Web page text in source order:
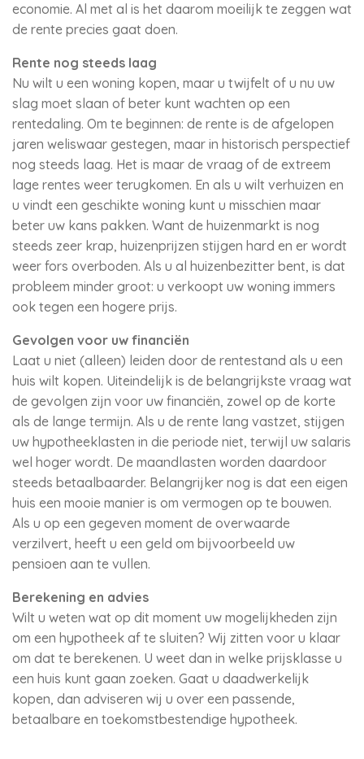
economie. Al met al is het daarom moeilijk te zeggen wat
de rente precies gaat doen.
Rente nog steeds laag
Nu wilt u een woning kopen, maar u twijfelt of u nu uw
slag moet slaan of beter kunt wachten op een
rentedaling. Om te beginnen: de rente is de afgelopen
jaren weliswaar gestegen, maar in historisch perspectief
nog steeds laag. Het is maar de vraag of de extreem
lage rentes weer terugkomen. En als u wilt verhuizen en
u vindt een geschikte woning kunt u misschien maar
beter uw kans pakken. Want de huizenmarkt is nog
steeds zeer krap, huizenprijzen stijgen hard en er wordt
weer fors overboden. Als u al huizenbezitter bent, is dat
probleem minder groot: u verkoopt uw woning immers
ook tegen een hogere prijs.
Gevolgen voor uw financiën
Laat u niet (alleen) leiden door de rentestand als u een
huis wilt kopen. Uiteindelijk is de belangrijkste vraag wat
de gevolgen zijn voor uw financiën, zowel op de korte
als de lange termijn. Als u de rente lang vastzet, stijgen
uw hypotheeklasten in die periode niet, terwijl uw salaris
wel hoger wordt. De maandlasten worden daardoor
steeds betaalbaarder. Belangrijker nog is dat een eigen
huis een mooie manier is om vermogen op te bouwen.
Als u op een gegeven moment de overwaarde
verzilvert, heeft u een geld om bijvoorbeeld uw
pensioen aan te vullen.
Berekening en advies
Wilt u weten wat op dit moment uw mogelijkheden zijn
om een hypotheek af te sluiten? Wij zitten voor u klaar
om dat te berekenen. U weet dan in welke prijsklasse u
een huis kunt gaan zoeken. Gaat u daadwerkelijk
kopen, dan adviseren wij u over een passende,
betaalbare en toekomstbestendige hypotheek.